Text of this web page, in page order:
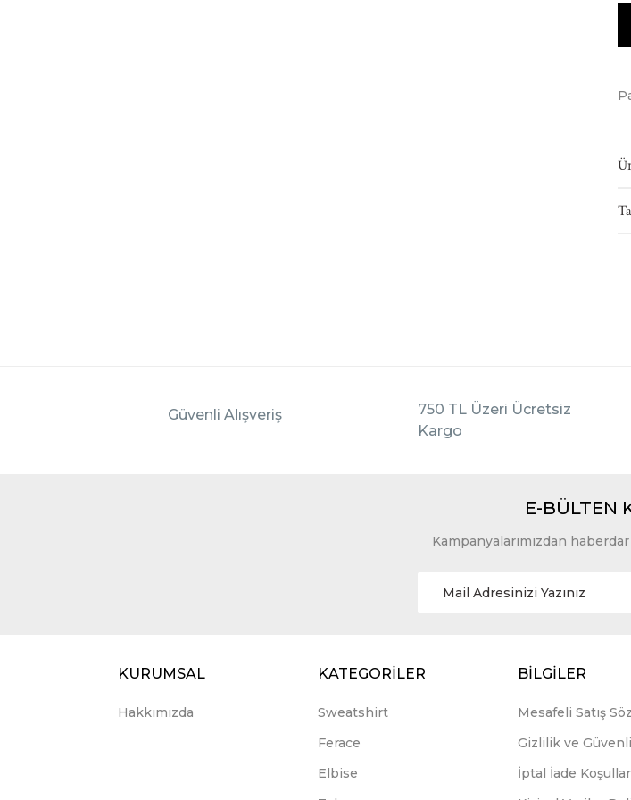
Güvenli Alışveriş
750 TL Üzeri Ücretsiz
Kargo
E-BÜLTEN
Kampanyalarımızdan
KURUMSAL
Hakkımızda
KATEGORİLER
Sweatshirt
Ferace
Elbise
BİLGİLER
Mesafeli Satış
Gizlilik ve
İptal İade